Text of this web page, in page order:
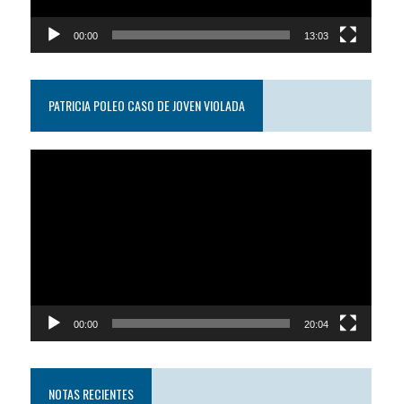
00:00 13:03
PATRICIA POLEO CASO DE JOVEN VIOLADA
00:00 20:04
NOTAS RECIENTES